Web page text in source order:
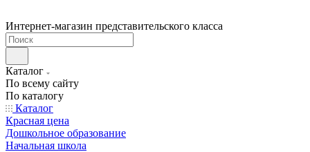
Интернет-магазин представительского класса
Каталог
По всему сайту
По каталогу
Каталог
Красная цена
Дошкольное образование
Начальная школа